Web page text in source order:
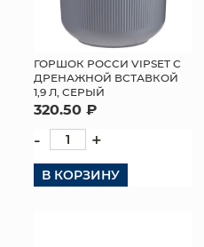
ГОРШОК РОССИ VIPSET С
ДРЕНАЖНОЙ ВСТАВКОЙ
1,9 Л, СЕРЫЙ
320.50 ₽
- +
В КОРЗИНУ